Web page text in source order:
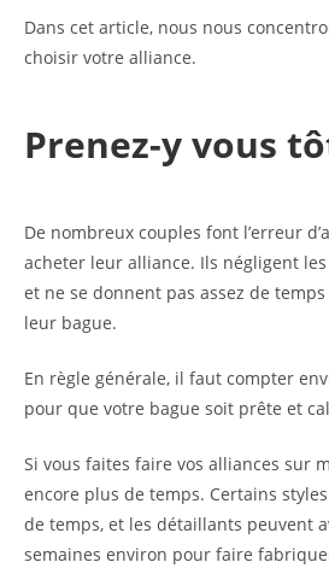
Dans cet article, nous nous
choisir votre alliance.
Prenez-y vous
De nombreux couples font l’erreur
acheter leur alliance. Ils négligent
et ne se donnent pas assez de
leur bague.
En règle générale, il faut compter
pour que votre bague soit prête et
Si vous faites faire vos alliances sur
encore plus de temps. Certains
de temps, et les détaillants peuvent
semaines environ pour faire